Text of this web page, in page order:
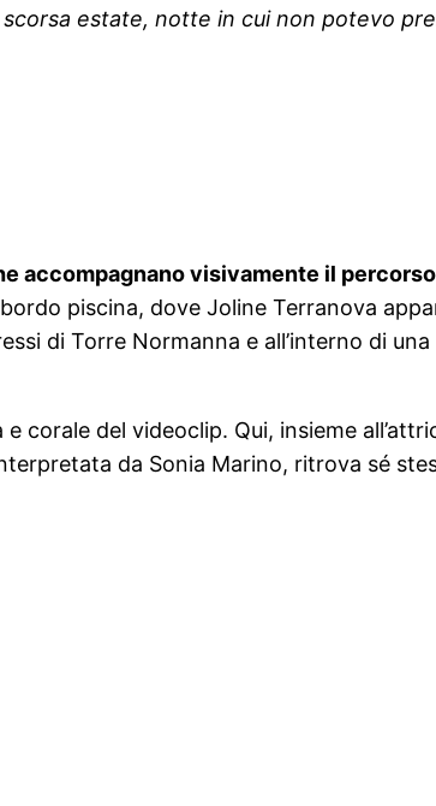
estate, notte in cui non potevo
accompagnano visivamente il
piscina, dove Joline Terranova
di Torre Normanna e all’interno di
corale del videoclip. Qui, insieme
da Sonia Marino, ritrova sé